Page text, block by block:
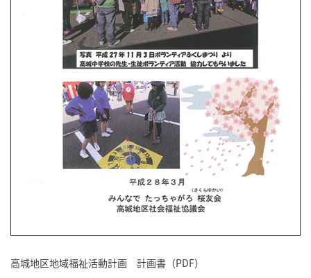
高城地区地域福祉活動計画 計画書（PDF）